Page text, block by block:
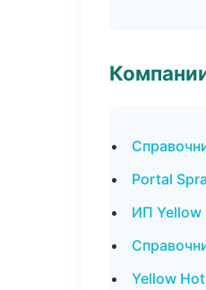
Portal
ИП Yellow
Yellow